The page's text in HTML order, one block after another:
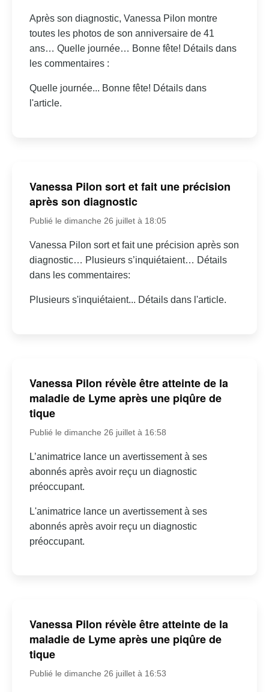
Après son diagnostic, Vanessa Pilon montre
toutes les photos de son anniversaire de 41
ans… Quelle journée… Bonne fête! Détails dans
les commentaires :
Quelle journée... Bonne fête! Détails dans
l'article.
Vanessa Pilon sort et fait une précision
après son diagnostic
Publié le dimanche 26 juillet à 18:05
Vanessa Pilon sort et fait une précision après son
diagnostic… Plusieurs s’inquiétaient… Détails
dans les commentaires:
Plusieurs s'inquiétaient... Détails dans l'article.
Vanessa Pilon révèle être atteinte de la
maladie de Lyme après une piqûre de
tique
Publié le dimanche 26 juillet à 16:58
L’animatrice lance un avertissement à ses
abonnés après avoir reçu un diagnostic
préoccupant.
L'animatrice lance un avertissement à ses
abonnés après avoir reçu un diagnostic
préoccupant.
Vanessa Pilon révèle être atteinte de la
maladie de Lyme après une piqûre de
tique
Publié le dimanche 26 juillet à 16:53